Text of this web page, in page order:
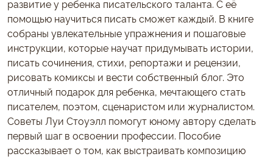
развитие у ребенка писательского таланта. С её
помощью научиться писать сможет каждый. В книге
собраны увлекательные упражнения и пошаговые
инструкции, которые научат придумывать истории,
писать сочинения, стихи, репортажи и рецензии,
рисовать комиксы и вести собственный блог. Это
отличный подарок для ребенка, мечтающего стать
писателем, поэтом, сценаристом или журналистом.
Советы Луи Стоуэлл помогут юному автору сделать
первый шаг в освоении профессии. Пособие
рассказывает о том, как выстраивать композицию